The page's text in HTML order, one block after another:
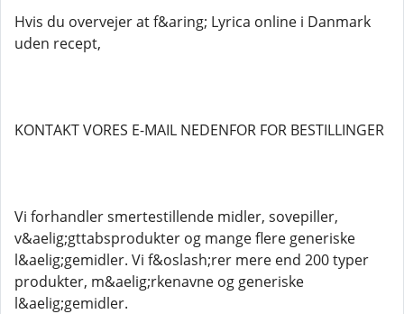
Hvis du overvejer at f&aring; Lyrica online i Danmark
uden recept,
KONTAKT VORES E-MAIL NEDENFOR FOR BESTILLINGER
Vi forhandler smertestillende midler, sovepiller,
v&aelig;gttabsprodukter og mange flere generiske
l&aelig;gemidler. Vi f&oslash;rer mere end 200 typer
produkter, m&aelig;rkenavne og generiske
l&aelig;gemidler.